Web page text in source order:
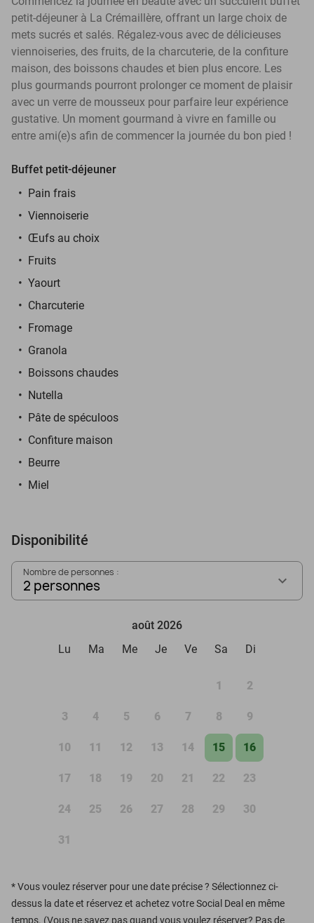
petit-déjeuner à La Crémaillère, offrant un large choix de
mets sucrés et salés. Régalez-vous avec de délicieuses
viennoiseries, des fruits, de la charcuterie, de la confiture
maison, des boissons chaudes et bien plus encore. Les
plus gourmands pourront prolonger ce moment de plaisir
avec un verre de mousseux pour parfaire leur expérience
gustative. Un moment gourmand à vivre en famille ou
entre ami(e)s afin de commencer la journée du bon pied !
Buffet petit-déjeuner
Pain frais
Viennoiserie
Œufs au choix
Fruits
Yaourt
Charcuterie
Fromage
Granola
Boissons chaudes
Nutella
Pâte de spéculoos
Confiture maison
Beurre
Miel
Disponibilité
Nombre de personnes :
2 personnes
août 2026
Lu
Ma Me Je Ve Sa Di
1 2
3 4 5 6 7 8 9
10 11 12 13 14 15 16
17 18 19 20 21 22 23
24 25 26 27 28 29 30
31
*Vous voulez réserver pour une date précise ? Sélectionnez ci-
dessus la date et réservez et achetez votre Social Deal en même
temps. (Vous ne savez pas quand vous voulez réserver? Pas de